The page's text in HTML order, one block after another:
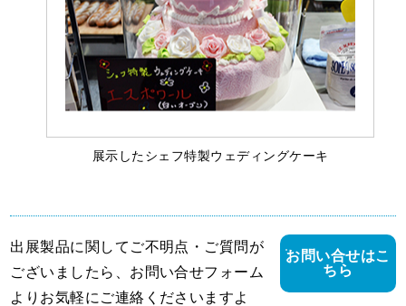
展示したシェフ特製ウェディングケーキ
出展製品に関してご不明点・ご質問が
ございましたら、お問い合せフォーム
よりお気軽にご連絡くださいますよ
お問い合せはこ
ちら